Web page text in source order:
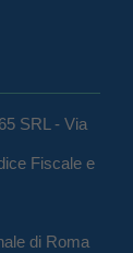
SRL - Via
Fiscale e
di Roma